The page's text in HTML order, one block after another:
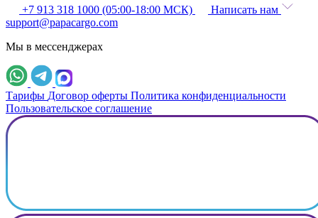
+7 913 318 1000 (05:00-18:00 МСК)
Написать нам
support@papacargo.com
Мы в мессенджерах
Тарифы Договор оферты Политика конфиденциальности
Пользовательское соглашение